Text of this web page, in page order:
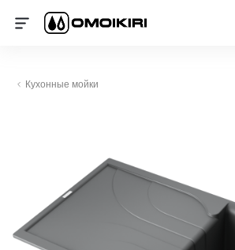
Кухонные мойки